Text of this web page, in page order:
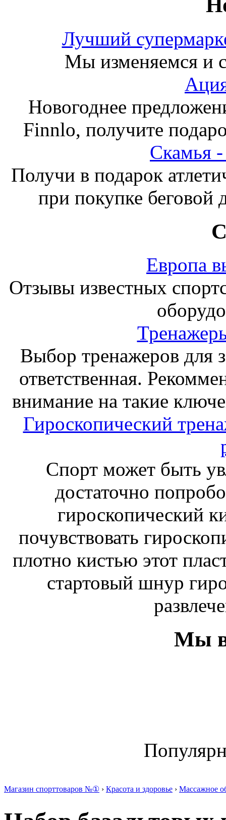
Лучший
Мы изменяемся и
Новогоднее
Finnlo, получите
Получи в подарок
при покупке беговой
Европа
Отзывы известных
Выбор тренажеров для
ответственная.
внимание на такие
Гироскопический
Спорт может быть
достаточно
гироскопический
почувствовать
плотно кистью этот
стартовый шнур
Мы в
Магазин спорттоваров №① › Красота и здоровье › Массажное